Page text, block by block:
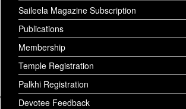
Saileela Magazine Subscription
Publications
Membership
Temple Registration
Palkhi Registration
Devotee Feedback
Download:
madhyan arti 07.10.18 (1).jpg